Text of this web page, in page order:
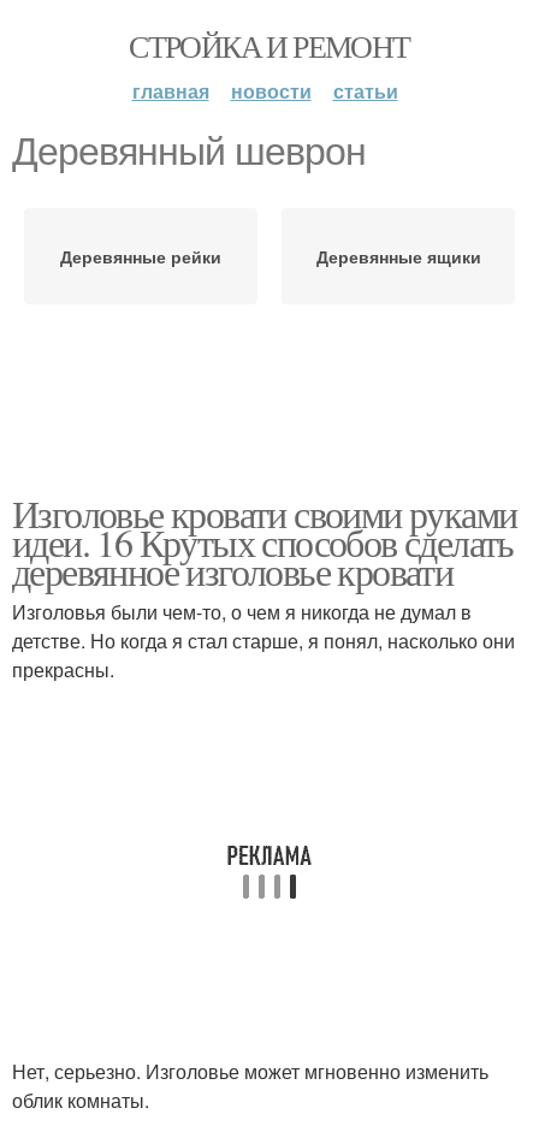
СТРОЙКА И РЕМОНТ
главная новости статьи
Деревянный шеврон
Деревянные рейки Деревянные ящики
Изголовье кровати своими руками
идеи. 16 Крутых способов сделать
деревянное изголовье кровати
Изголовья были чем-то, о чем я никогда не думал в
детстве. Но когда я стал старше, я понял, насколько они
прекрасны.
Нет, серьезно. Изголовье может мгновенно изменить
облик комнаты.